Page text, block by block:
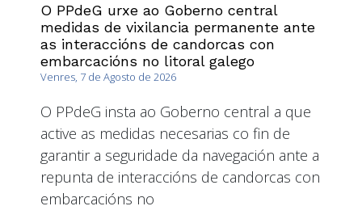
O PPdeG urxe ao Goberno central
medidas de vixilancia permanente ante
as interaccións de candorcas con
embarcacións no litoral galego
Venres, 7 de Agosto de 2026
O PPdeG insta ao Goberno central a que
active as medidas necesarias co fin de
garantir a seguridade da navegación ante a
repunta de interaccións de candorcas con
embarcacións no